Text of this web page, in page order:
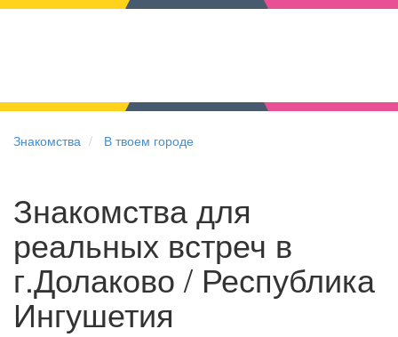
Знакомства В твоем городе
Знакомства для
реальных встреч в
г.Долаково / Республика
Ингушетия